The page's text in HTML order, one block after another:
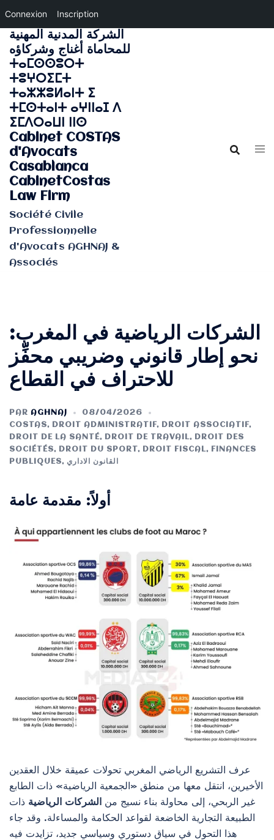
Connexion Inscription
Aller
au
contenu
الشركة المدنية المهنية
للمحاماة أغناج وشركاؤه
ⵜⴰⵎⵙⵙⵓⵔⵜ
ⵜⵓⵖⵔⵉⵎⵜ
ⵜⴰⵣⵣⵓⵍⴰⵏⵜ ⵉ
ⵜⵎⵙⵜⴰⵏⵜ ⴰⵖⵏⵏⴰⵊ ⴷ
ⵉⵎⴷⵔⴰⵡⵏ ⵏⵏⵙ
Cabinet COSTAS
d'Avocats
Casablanca
CabinetCostas
Law Firm
Société Civile
Professionnelle
d'Avocats AGHNAJ &
Associés
الشركات الرياضية في المغرب:
نحو إطار قانوني وضريبي محفِّز
للاحتراف في القطاع
PAR AGHNAJ
08/04/2026
COSTAS, DROIT ADMINISTRATIF, DROIT ASSOCIATIF,
DROIT DE LA SANTÉ, DROIT DE TRAVAIL,
DROIT DES
SOCIÉTÉS, DROIT DU SPORT, DROIT FISCAL,
FINANCES
PUBLIQUES, القانون الاداري
أولاً: مقدمة عامة
عرف التشريع الرياضي المغربي تحولات عميقة خلال العقدين
الأخيرين، انتقل معها من منطق «الجمعية الرياضية» ذات الطابع
غير الربحي، إلى محاولة بناء نسيج من
الشركات الرياضية ذات
الطبيعة التجارية الخاضعة لقواعد الحكامة والمساءلة. وقد جاء
هذا التحول في سياق دستوري وسياسي جديد، تزايدت فيه